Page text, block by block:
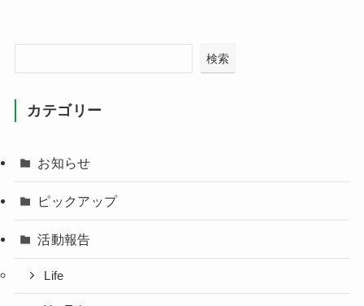
検索
カテゴリー
お知らせ
ピックアップ
活動報告
Life